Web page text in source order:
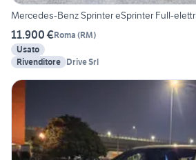
Mercedes-Benz Sprinter eSprinter Full-
11.900 €Roma (RM)
Usato
Rivenditore Drive Srl